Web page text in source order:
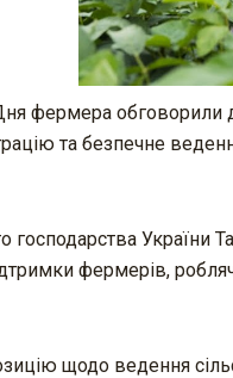
фермера обговорили
та безпечне
господарства України
фермерів,
щодо ведення